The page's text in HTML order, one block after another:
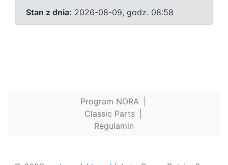
Stan z dnia: 2026-08-09, godz. 08:58
Program NORA
Classic Parts
Regulamin